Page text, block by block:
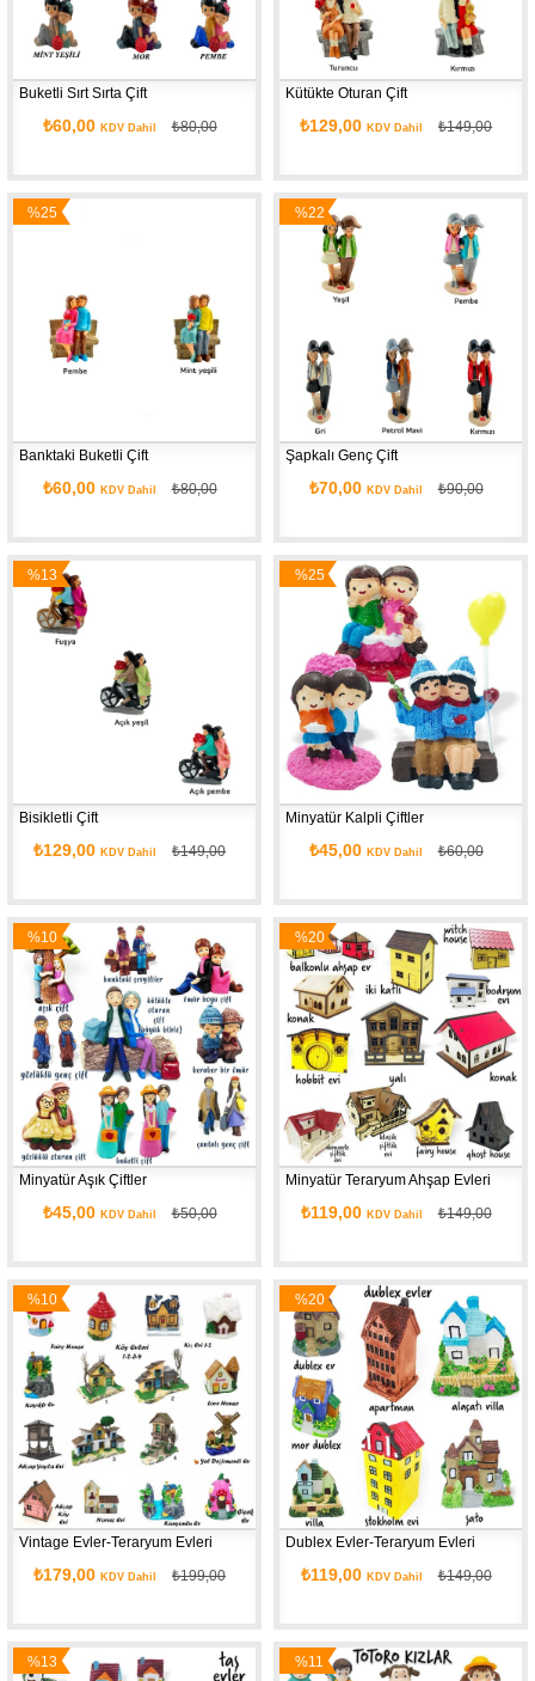
Buketli Sırt Sırta Çift
₺60,00 KDV Dahil ₺80,00
Kütükte Oturan Çift
₺129,00KDV Dahil ₺149,00
Banktaki Buketli Çift
₺60,00 KDV Dahil ₺80,00
%25
Şapkalı Genç Çift
₺70,00 KDV Dahil ₺90,00
%22
İndirim
Bisikletli Çift
₺129,00KDV Dahil ₺149,00
%13
İndirim
Minyatür Kalpli Çiftler
₺45,00 KDV Dahil ₺60,00
%25
Minyatür Aşık Çiftler
₺45,00 KDV Dahil ₺50,00
%10
İndirim
Minyatür Teraryum Ahşap Evleri
₺119,00 KDV Dahil ₺149,00
%20
İndirim
Vintage Evler-Teraryum Evleri
₺179,00KDV Dahil ₺199,00
%10
İndirim
Dublex Evler-Teraryum Evleri
₺119,00 KDV Dahil ₺149,00
%20
İndirim
%13
%11